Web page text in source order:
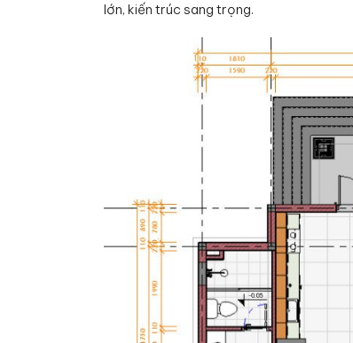
lớn, kiến trúc sang trọng.